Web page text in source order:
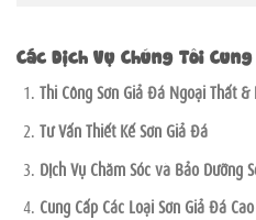
Các Dịch Vụ Chúng Tôi Cung
Thi Công Sơn Giả Đá Ngoại Thất &
Tư Vấn Thiết Kế Sơn Giả Đá
Dịch Vụ Chăm Sóc và Bảo Dưỡng
Cung Cấp Các Loại Sơn Giả Đá